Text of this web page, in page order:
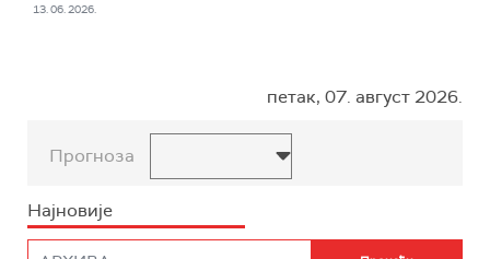
13. 06. 2026.
петак, 07. август 2026.
Прогноза
Најновије